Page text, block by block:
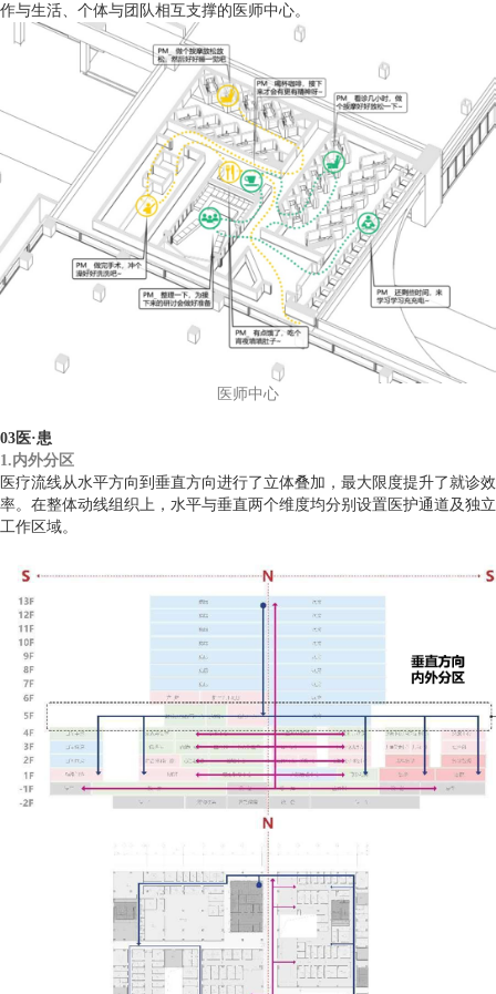
作与生活、个体与团队相互支撑的医师中心。
医师中心
03医·患
1.内外分区
医疗流线从水平方向到垂直方向进行了立体叠加，最大限度提升了就诊效
率。在整体动线组织上，水平与垂直两个维度均分别设置医护通道及独立
工作区域。